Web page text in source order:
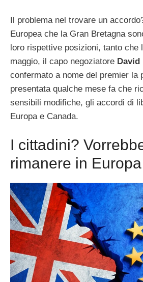
Il problema nel trovare un
Europea che la Gran Bretagna
loro rispettive posizioni, tanto che
maggio, il capo negoziatore David
confermato a nome del premier la
presentata qualche mese fa che
sensibili modifiche, gli accordi di
Europa e Canada.
I cittadini?
rimanere in Europa